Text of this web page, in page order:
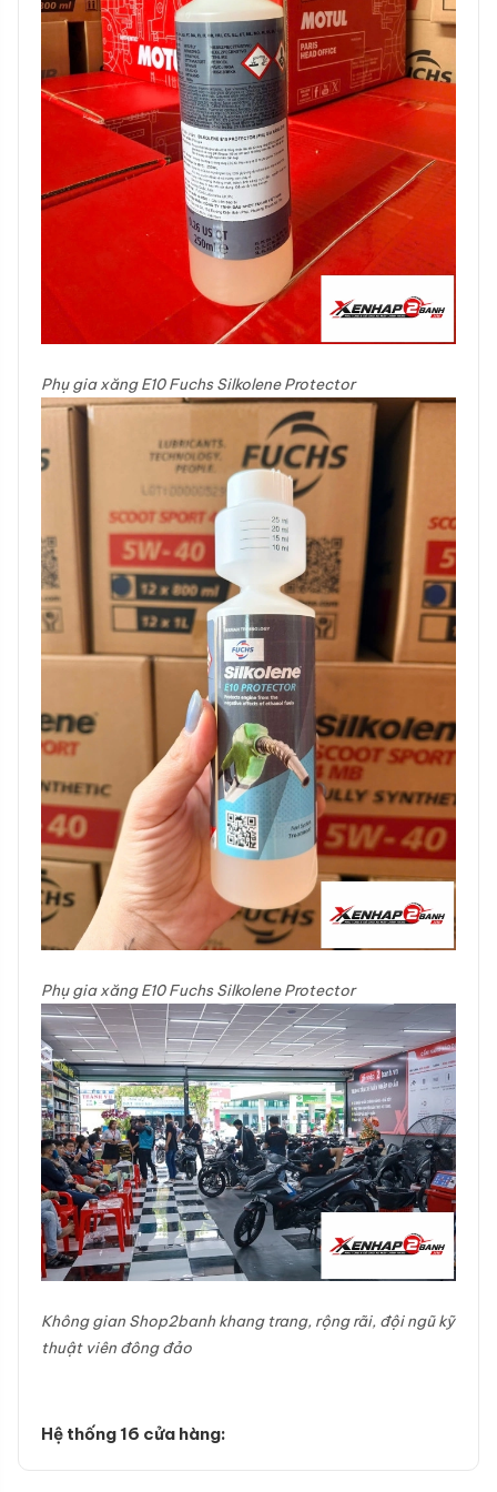
Phụ gia xăng E10 Fuchs Silkolene Protector
Phụ gia xăng E10 Fuchs Silkolene Protector
Không gian Shop2banh khang trang, rộng rãi, đội ngũ kỹ
thuật viên đông đảo
Hệ thống 16 cửa hàng: